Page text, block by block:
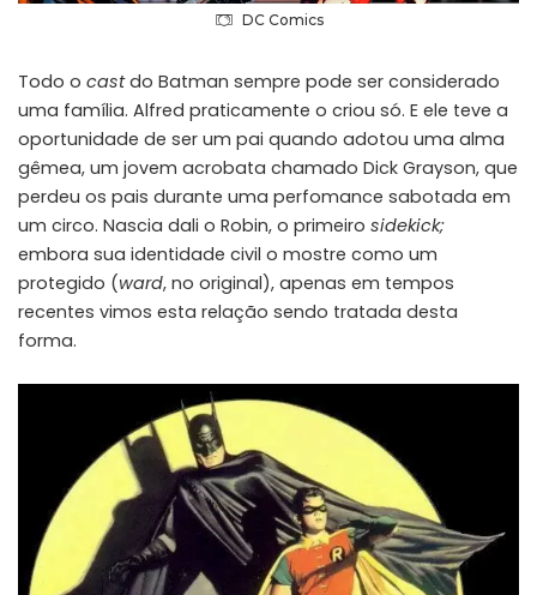
DC Comics
Todo o castdo Batman sempre pode ser considerado
uma família. Alfred praticamente o criou só. E ele teve a
oportunidade de ser um pai quando adotou uma alma
gêmea, um jovem acrobata chamado Dick Grayson, que
perdeu os pais durante uma perfomance sabotada em
um circo. Nascia dali o Robin, o primeiro sidekick;
embora sua identidade civil o mostre como um
protegido (ward, no original), apenas em tempos
recentes vimos esta relação sendo tratada desta
forma.